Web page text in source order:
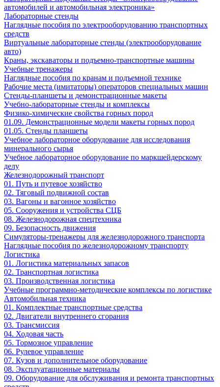
автомобилей и автомобильная электроника»
Лабораторные стенды
Наглядные пособия по электрооборудованию транспортных
средств
Виртуальные лабораторные стенды (электрооборудование
авто)
Краны, экскаваторы и подъемно-транспортные машины
Учебные тренажеры
Наглядные пособия по кранам и подъемной технике
Рабочие места (имитаторы) операторов специальных машин
Стенды-планшеты и демонстрационные макеты
Учебно-лабораторные стенды и комплексы
Физико-химические свойства горных пород
01.09. Демонстрационные модели макеты горных пород
01.05. Стенды планшеты
Учебное лабораторное оборудование для исследования
минерального сырья
Учебное лабораторное оборудование по маркшейдерскому
делу
Железнодорожный транспорт
01. Путь и путевое хозяйство
02. Тяговый подвижной состав
03. Вагоны и вагонное хозяйство
05. Сооружения и устройства СЦБ
08. Железнодорожная спецтехника
09. Безопасность движения
Симуляторы-тренажеры для железнодорожного транспорта
Наглядные пособия по железнодорожному транспорту
Логистика
01. Логистика материальных запасов
02. Транспортная логистика
03. Производственная логистика
Учебные программно-методические комплексы по логистике
Автомобильная техника
01. Комплектные транспортные средства
02. Двигатели внутреннего сгорания
03. Трансмиссия
04. Ходовая часть
05. Тормозное управление
06. Рулевое управление
07. Кузов и дополнительное оборудование
08. Эксплуатационные материалы
09. Оборудование для обслуживания и ремонта транспортных